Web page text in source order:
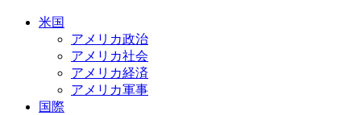
米国
アメリカ政治
アメリカ社会
アメリカ経済
アメリカ軍事
国際